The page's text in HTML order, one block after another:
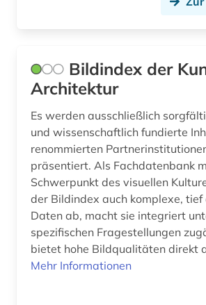
christliche kunst (4)
chronik (2)
coleoptera (1)
comic (2)
computeranimation (1)
computerkunst (1)
copyright (1)
corinth (1)
Bildindex der
Architektur
Es werden ausschließlich
und wissenschaftlich fundierte
renommierten
präsentiert. Als Fachdatenbank
Schwerpunkt des visuellen
der Bildindex auch komplexe, tief
Daten ab, macht sie integriert
spezifischen Fragestellungen
Mehr Informationen